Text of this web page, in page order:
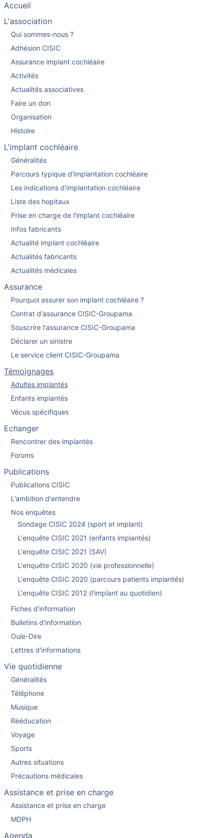
Accueil
L'association
Qui sommes-nous ?
Adhésion CISIC
Assurance implant cochléaire
Activités
Actualités associatives
Faire un don
Organisation
Histoire
L'implant cochléaire
Généralités
Parcours typique d'implantation cochléaire
Les indications d'implantation cochléaire
Liste des hopitaux
Prise en charge de l'implant cochléaire
Infos fabricants
Actualité implant cochléaire
Actualités fabricants
Actualités médicales
Assurance
Pourquoi assurer son implant cochléaire ?
Contrat d'assurance CISIC-Groupama
Souscrire l'assurance CISIC-Groupama
Déclarer un sinistre
Le service client CISIC-Groupama
Témoignages
Adultes implantés
Enfants implantés
Vécus spécifiques
Echanger
Rencontrer des implantés
Forums
Publications
Publications CISIC
L'ambition d'entendre
Nos enquêtes
Sondage CISIC 2024 (sport et implant)
L'enquête CISIC 2021 (enfants implantés)
L'enquête CISIC 2021 (SAV)
L'enquête CISIC 2020 (vie professionnelle)
L'enquête CISIC 2020 (parcours patients implantés)
L'enquête CISIC 2012 (l'implant au quotidien)
Fiches d'information
Bulletins d'information
Ouïe-Dire
Lettres d'informations
Vie quotidienne
Généralités
Téléphone
Musique
Rééducation
Voyage
Sports
Autres situations
Précautions médicales
Assistance et prise en charge
Assistance et prise en charge
MDPH
Agenda